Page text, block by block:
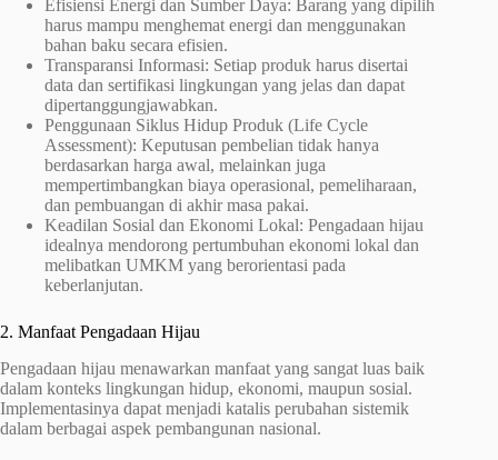
Efisiensi Energi dan Sumber Daya: Barang yang dipilih
harus mampu menghemat energi dan menggunakan
bahan baku secara efisien.
Transparansi Informasi: Setiap produk harus disertai
data dan sertifikasi lingkungan yang jelas dan dapat
dipertanggungjawabkan.
Penggunaan Siklus Hidup Produk (Life Cycle
Assessment): Keputusan pembelian tidak hanya
berdasarkan harga awal, melainkan juga
mempertimbangkan biaya operasional, pemeliharaan,
dan pembuangan di akhir masa pakai.
Keadilan Sosial dan Ekonomi Lokal: Pengadaan hijau
idealnya mendorong pertumbuhan ekonomi lokal dan
melibatkan UMKM yang berorientasi pada
keberlanjutan.
2. Manfaat Pengadaan Hijau
Pengadaan hijau menawarkan manfaat yang sangat luas baik
dalam konteks lingkungan hidup, ekonomi, maupun sosial.
Implementasinya dapat menjadi katalis perubahan sistemik
dalam berbagai aspek pembangunan nasional.